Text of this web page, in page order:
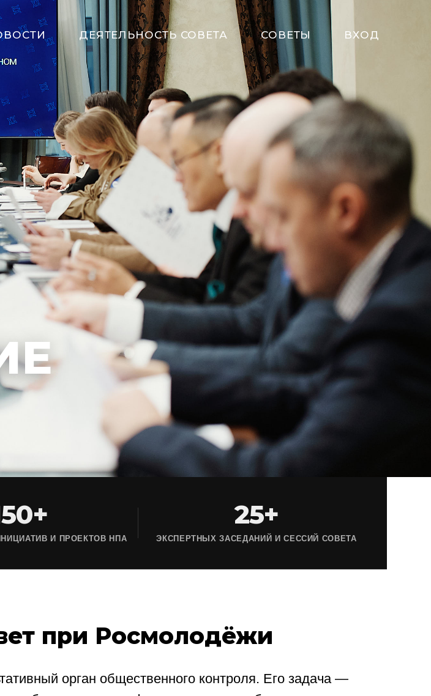
ДЕЯТЕЛЬНОСТЬ СОВЕТА СОВЕТЫ ВХОД
И ПРОЕКТОВ НПА
25+
ЭКСПЕРТНЫХ ЗАСЕДАНИЙ И СЕССИЙ СОВЕТА
при Росмолодёжи
орган общественного контроля. Его задача —